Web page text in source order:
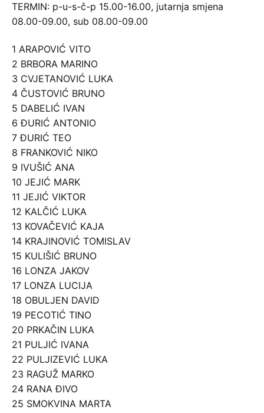
TERMIN: p-u-s-č-p 15.00-16.00, jutarnja smjena
08.00-09.00, sub 08.00-09.00
1 ARAPOVIĆ VITO
2 BRBORA MARINO
3 CVJETANOVIĆ LUKA
4 ČUSTOVIĆ BRUNO
5 DABELIĆ IVAN
6 ĐURIĆ ANTONIO
7 ĐURIĆ TEO
8 FRANKOVIĆ NIKO
9 IVUŠIĆ ANA
10 JEJIĆ MARK
11 JEJIĆ VIKTOR
12 KALČIĆ LUKA
13 KOVAČEVIĆ KAJA
14 KRAJINOVIĆ TOMISLAV
15 KULIŠIĆ BRUNO
16 LONZA JAKOV
17 LONZA LUCIJA
18 OBULJEN DAVID
19 PECOTIĆ TINO
20 PRKAČIN LUKA
21 PULJIĆ IVANA
22 PULJIZEVIĆ LUKA
23 RAGUŽ MARKO
24 RANA ĐIVO
25 SMOKVINA MARTA